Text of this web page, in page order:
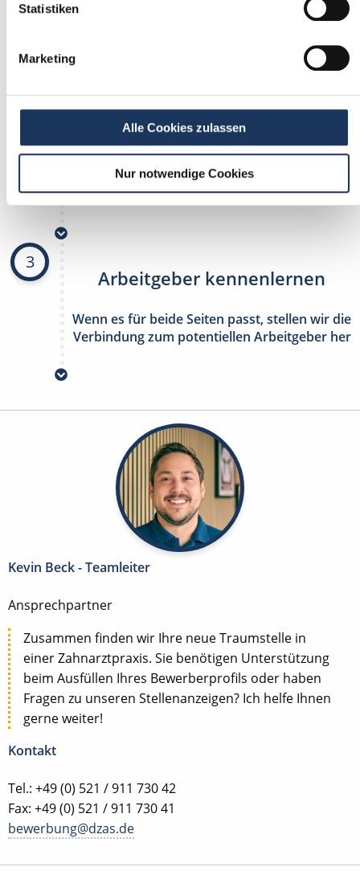
Statistiken
Marketing
Alle Cookies zulassen
Nur notwendige Cookies
2
Passende Stellenangebote
erhalten
stetig neue Stellenangebote erhalten
ohne selbst zu suchen
3
Arbeitgeber kennenlernen
Wenn es für beide Seiten passt, stellen wir die
Verbindung zum potentiellen Arbeitgeber her
Kevin Beck - Teamleiter
Ansprechpartner
Zusammen finden wir Ihre neue Traumstelle in
einer Zahnarztpraxis. Sie benötigen Unterstützung
beim Ausfüllen Ihres Bewerberprofils oder haben
Fragen zu unseren Stellenanzeigen? Ich helfe Ihnen
gerne weiter!
Kontakt
Tel.: +49 (0) 521 / 911 730 42
Fax: +49 (0) 521 / 911 730 41
bewerbung@dzas.de